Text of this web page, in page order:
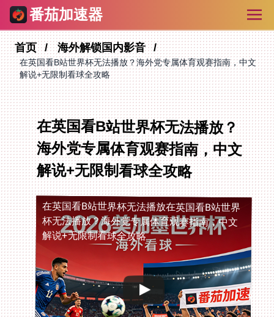
番茄加速器
首页 海外解锁国内影音
在英国看B站世界杯无法播放？海外党专属体育观赛指南，中文
解说+无限制看球全攻略
在英国看B站世界杯无法播放？
海外党专属体育观赛指南，中文
解说+无限制看球全攻略
在英国看B站世界杯无法播放在英国看B站世界
杯无法播放？海外党专属体育观赛指南，中文
解说+无限制看球全攻略